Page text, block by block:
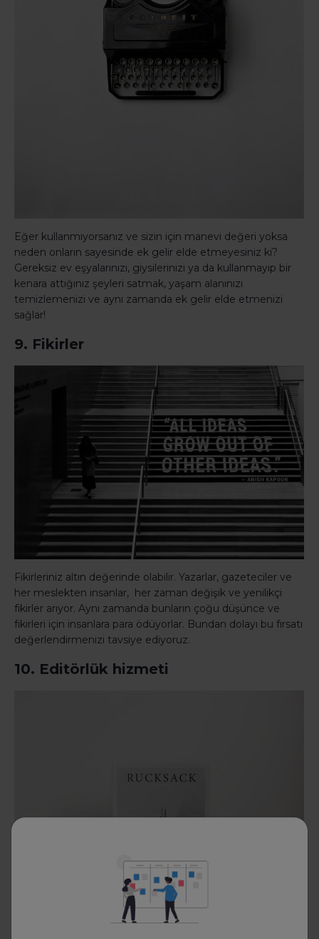
Eğer kullanmıyorsanız ve sizin için manevi değeri yoksa
neden onların sayesinde ek gelir elde etmeyesiniz ki?
Gereksiz ev eşyalarınızı, giysilerinizi ya da kullanmayıp bir
kenara attığınız şeyleri satmak, yaşam alanınızı
temizlemenizi ve aynı zamanda ek gelir elde etmenizi
sağlar!
9. Fikirler
Fikirleriniz altın değerinde olabilir. Yazarlar, gazeteciler ve
her meslekten insanlar, her zaman değişik ve yenilikçi
fikirler arıyor. Aynı zamanda bunların çoğu düşünce ve
fikirleri için insanlara para ödüyorlar. Bundan dolayı bu fırsatı
değerlendirmenizi tavsiye ediyoruz.
10. Editörlük hizmeti